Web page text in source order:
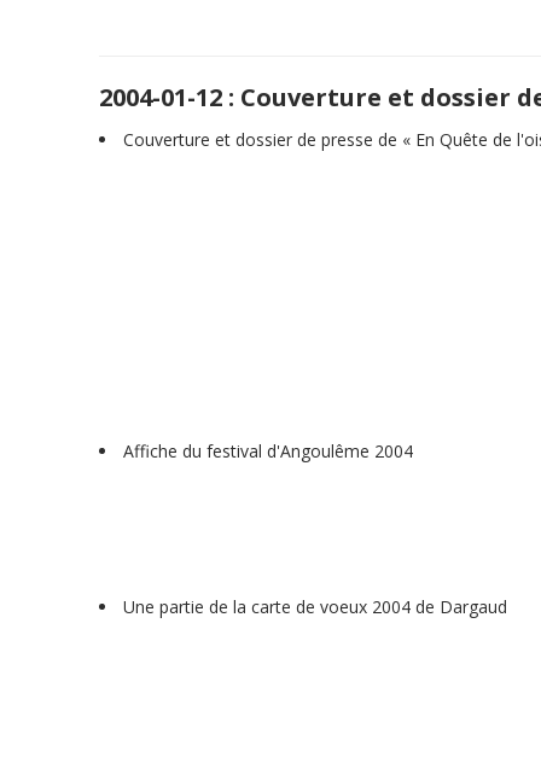
2004-01-12 : Couverture et dossier
Couverture et dossier de presse de « En Quête de
Affiche du festival d'Angoulême 2004
Une partie de la carte de voeux 2004 de Dargaud